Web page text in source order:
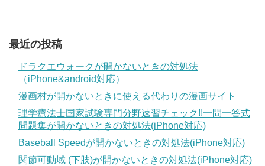
最近の投稿
ドラクエウォークが開かないときの対処法
（iPhone&android対応）
漫画村が開かないときに使える代わりの漫画サイト
理学療法士国家試験専門分野速習チェック!!一問一答式
問題集が開かないときの対処法(iPhone対応)
Baseball Speedが開かないときの対処法(iPhone対応)
関節可動域 (下肢)が開かないときの対処法(iPhone対応)